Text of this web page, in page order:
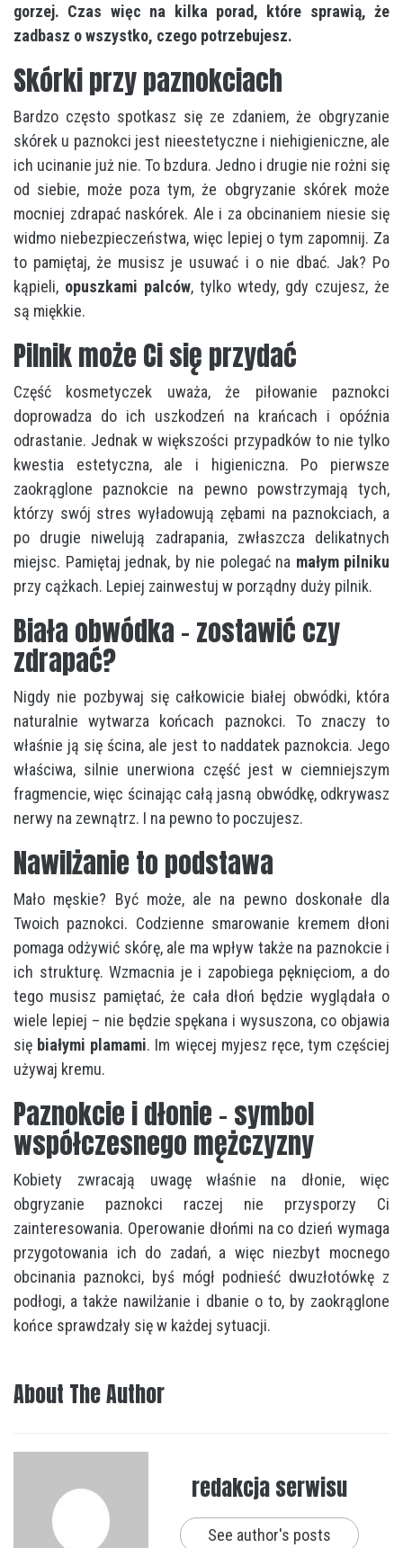
gorzej. Czas więc na kilka porad, które sprawią, że
zadbasz o wszystko, czego potrzebujesz.
Skórki przy paznokciach
Bardzo często spotkasz się ze zdaniem, że obgryzanie
skórek u paznokci jest nieestetyczne i niehigieniczne, ale
ich ucinanie już nie. To bzdura. Jedno i drugie nie rożni się
od siebie, może poza tym, że obgryzanie skórek może
mocniej zdrapać naskórek. Ale i za obcinaniem niesie się
widmo niebezpieczeństwa, więc lepiej o tym zapomnij. Za
to pamiętaj, że musisz je usuwać i o nie dbać. Jak? Po
kąpieli, opuszkami palców, tylko wtedy, gdy czujesz, że
są miękkie.
Pilnik może Ci się przydać
Część kosmetyczek uważa, że piłowanie paznokci
doprowadza do ich uszkodzeń na krańcach i opóźnia
odrastanie. Jednak w większości przypadków to nie tylko
kwestia estetyczna, ale i higieniczna. Po pierwsze
zaokrąglone paznokcie na pewno powstrzymają tych,
którzy swój stres wyładowują zębami na paznokciach, a
po drugie niwelują zadrapania, zwłaszcza delikatnych
miejsc. Pamiętaj jednak, by nie polegać na małym pilniku
przy cążkach. Lepiej zainwestuj w porządny duży pilnik.
Biała obwódka – zostawić czy
zdrapać?
Nigdy nie pozbywaj się całkowicie białej obwódki, która
naturalnie wytwarza końcach paznokci. To znaczy to
właśnie ją się ścina, ale jest to naddatek paznokcia. Jego
właściwa, silnie unerwiona część jest w ciemniejszym
fragmencie, więc ścinając całą jasną obwódkę, odkrywasz
nerwy na zewnątrz. I na pewno to poczujesz.
Nawilżanie to podstawa
Mało męskie? Być może, ale na pewno doskonałe dla
Twoich paznokci. Codzienne smarowanie kremem dłoni
pomaga odżywić skórę, ale ma wpływ także na paznokcie i
ich strukturę. Wzmacnia je i zapobiega pęknięciom, a do
tego musisz pamiętać, że cała dłoń będzie wyglądała o
wiele lepiej – nie będzie spękana i wysuszona, co objawia
się białymi plamami. Im więcej myjesz ręce, tym częściej
używaj kremu.
Paznokcie i dłonie – symbol
współczesnego mężczyzny
Kobiety zwracają uwagę właśnie na dłonie, więc
obgryzanie paznokci raczej nie przysporzy Ci
zainteresowania. Operowanie dłońmi na co dzień wymaga
przygotowania ich do zadań, a więc niezbyt mocnego
obcinania paznokci, byś mógł podnieść dwuzłotówkę z
podłogi, a także nawilżanie i dbanie o to, by zaokrąglone
końce sprawdzały się w każdej sytuacji.
About The Author
redakcja serwisu
See author's posts